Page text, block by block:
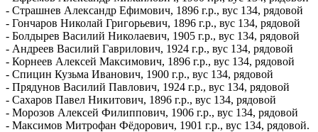
- Страшнев Александр Ефимович, 1896 г.р., вус 134, рядовой
- Гончаров Николай Григорьевич, 1896 г.р., вус 134, рядовой
- Болдырев Василий Николаевич, 1905 г.р., вус 134, рядовой
- Андреев Василий Гаврилович, 1924 г.р., вус 134, рядовой
- Корнеев Алексей Максимович, 1896 г.р., вус 134, рядовой
- Спицин Кузьма Иванович, 1900 г.р., вус 134, рядовой
- Прядунов Василий Павлович, 1924 г.р., вус 134, рядовой
- Сахаров Павел Никитович, 1896 г.р., вус 134, рядовой
- Морозов Алексей Филиппович, 1906 г.р., вус 134, рядовой
- Максимов Митрофан Фёдорович, 1901 г.р., вус 134, рядовой.